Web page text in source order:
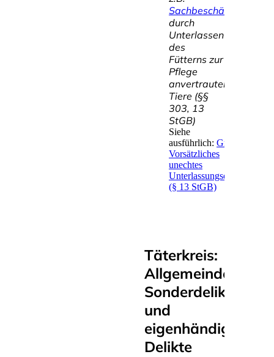
Sachbeschädigung
durch
Unterlassen
des
Fütterns zur
Pflege
anvertrauter
Tiere (§§
303, 13
StGB)
Siehe
ausführlich: Grundschema:
Vorsätzliches
unechtes
Unterlassungsdelikt
(§ 13 StGB)
Täterkreis:
Allgemeindelikte,
Sonderdelikte
und
eigenhändige
Delikte